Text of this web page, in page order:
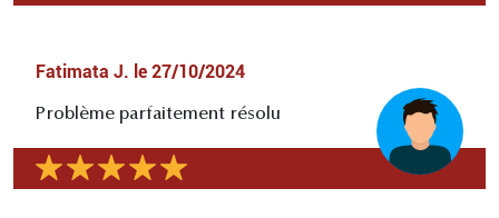
Fatimata J. le 27/10/2024
Problème parfaitement résolu